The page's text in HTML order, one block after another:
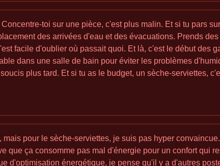
toi sur une pièce, c'est plus malin. Et si tu pars
des arrivées d'eau et des évacuations. Prends
facile d'oublier où passait quoi. Et là, c'est le début des
dans une salle de bain pour éviter les problèmes
plus tard. Et si tu as le budget, un sèche-serviettes,
pour le sèche-serviettes, je suis pas hyper
que ça consomme pas mal d'énergie pour un confort qui
d'optimisation énergétique, je pense qu'il y a d'autres